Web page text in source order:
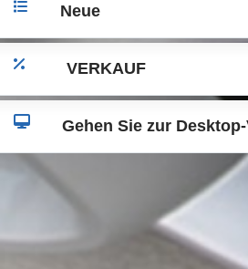
Neue
VERKAUF
Gehen Sie zur